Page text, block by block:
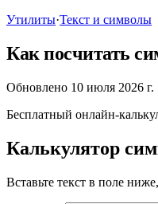
Утилиты·Текст и символы
Как посчитать
Обновлено 10 июля 2026 г.
Бесплатный онлайн-
Калькулятор
Вставьте текст в поле